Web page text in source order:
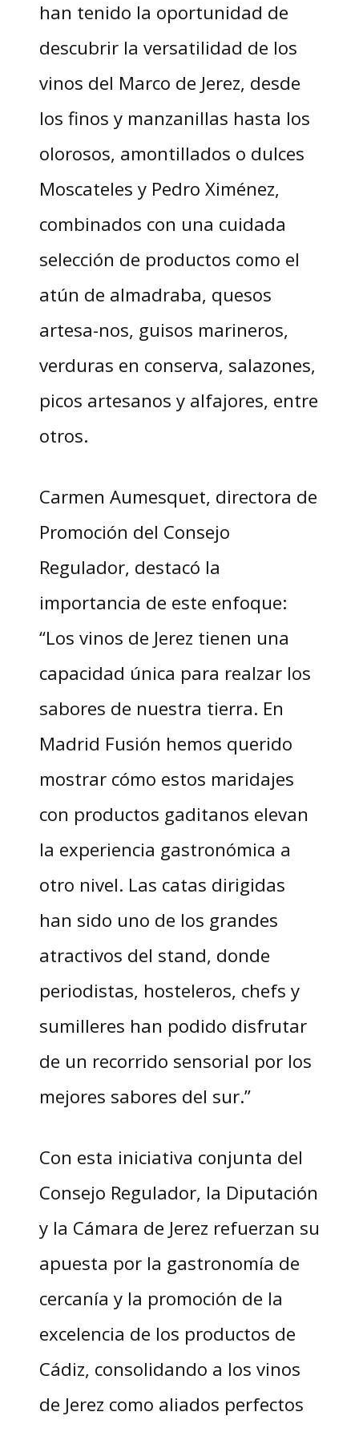
han tenido la oportunidad de
descubrir la versatilidad de los
vinos del Marco de Jerez, desde
los finos y manzanillas hasta los
olorosos, amontillados o dulces
Moscateles y Pedro Ximénez,
combinados con una cuidada
selección de productos como el
atún de almadraba, quesos
artesa-nos, guisos marineros,
verduras en conserva, salazones,
picos artesanos y alfajores, entre
otros.
Carmen Aumesquet, directora de
Promoción del Consejo
Regulador, destacó la
importancia de este enfoque:
“Los vinos de Jerez tienen una
capacidad única para realzar los
sabores de nuestra tierra. En
Madrid Fusión hemos querido
mostrar cómo estos maridajes
con productos gaditanos elevan
la experiencia gastronómica a
otro nivel. Las catas dirigidas
han sido uno de los grandes
atractivos del stand, donde
periodistas, hosteleros, chefs y
sumilleres han podido disfrutar
de un recorrido sensorial por los
mejores sabores del sur.”
Con esta iniciativa conjunta del
Consejo Regulador, la Diputación
y la Cámara de Jerez refuerzan su
apuesta por la gastronomía de
cercanía y la promoción de la
excelencia de los productos de
Cádiz, consolidando a los vinos
de Jerez como aliados perfectos